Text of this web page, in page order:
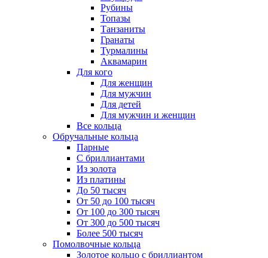
Рубины
Топазы
Танзаниты
Гранаты
Турмалины
Аквамарин
Для кого
Для женщин
Для мужчин
Для детей
Для мужчин и женщин
Все кольца
Обручальные кольца
Парные
С бриллиантами
Из золота
Из платины
До 50 тысяч
От 50 до 100 тысяч
От 100 до 300 тысяч
От 300 до 500 тысяч
Более 500 тысяч
Помолвочные кольца
Золотое кольцо с бриллиантом